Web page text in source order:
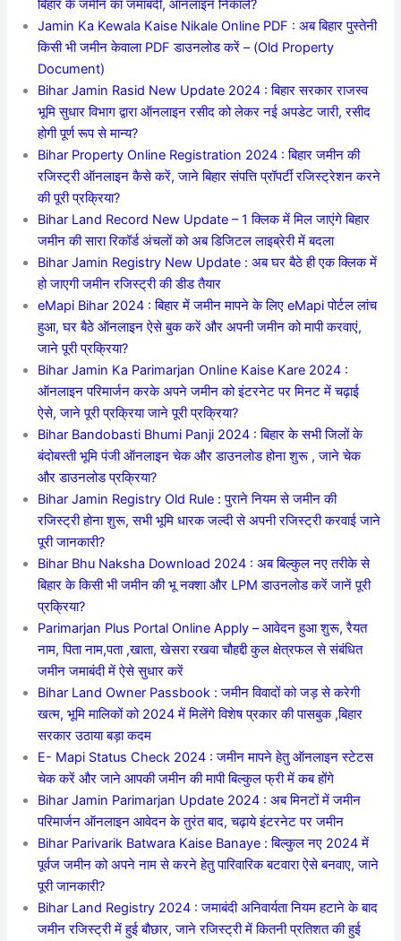
बिहार के जमीन का जमाबंदी, ऑनलाइन निकाले?
Jamin Ka Kewala Kaise Nikale Online PDF : अब बिहार पुस्तेनी
किसी भी जमीन केवाला PDF डाउनलोड करें – (Old Property
Document)
Bihar Jamin Rasid New Update 2024 : बिहार सरकार राजस्व
भूमि सुधार विभाग द्वारा ऑनलाइन रसीद को लेकर नई अपडेट जारी, रसीद
होगी पूर्ण रूप से मान्य?
Bihar Property Online Registration 2024 : बिहार जमीन की
रजिस्ट्री ऑनलाइन कैसे करें, जाने बिहार संपत्ति प्रॉपर्टी रजिस्ट्रेशन करने
की पूरी प्रक्रिया?
Bihar Land Record New Update – 1 क्लिक में मिल जाएंगे बिहार
जमीन की सारा रिकॉर्ड अंचलों को अब डिजिटल लाइब्रेरी में बदला
Bihar Jamin Registry New Update : अब घर बैठे ही एक क्लिक में
हो जाएगी जमीन रजिस्ट्री की डीड तैयार
eMapi Bihar 2024 : बिहार में जमीन मापने के लिए eMapi पोर्टल लांच
हुआ, घर बैठे ऑनलाइन ऐसे बुक करें और अपनी जमीन को मापी करवाएं,
जाने पूरी प्रक्रिया?
Bihar Jamin Ka Parimarjan Online Kaise Kare 2024 :
ऑनलाइन परिमार्जन करके अपने जमीन को इंटरनेट पर मिनट में चढ़ाई
ऐसे, जाने पूरी प्रक्रिया जाने पूरी प्रक्रिया?
Bihar Bandobasti Bhumi Panji 2024 : बिहार के सभी जिलों के
बंदोबस्ती भूमि पंजी ऑनलाइन चेक और डाउनलोड होना शुरू , जाने चेक
और डाउनलोड प्रक्रिया?
Bihar Jamin Registry Old Rule : पुराने नियम से जमीन की
रजिस्ट्री होना शुरू, सभी भूमि धारक जल्दी से अपनी रजिस्ट्री करवाई जाने
पूरी जानकारी?
Bihar Bhu Naksha Download 2024 : अब बिल्कुल नए तरीके से
बिहार के किसी भी जमीन की भू नक्शा और LPM डाउनलोड करें जानें पूरी
प्रक्रिया?
Parimarjan Plus Portal Online Apply – आवेदन हुआ शुरू, रैयत
नाम, पिता नाम,पता ,खाता, खेसरा रखवा चौहद्दी कुल क्षेत्रफल से संबंधित
जमीन जमाबंदी में ऐसे सुधार करें
Bihar Land Owner Passbook : जमीन विवादों को जड़ से करेगी
खत्म, भूमि मालिकों को 2024 में मिलेंगे विशेष प्रकार की पासबुक ,बिहार
सरकार उठाया बड़ा कदम
E- Mapi Status Check 2024 : जमीन मापने हेतु ऑनलाइन स्टेटस
चेक करें और जाने आपकी जमीन की मापी बिल्कुल फ्री में कब होंगे
Bihar Jamin Parimarjan Update 2024 : अब मिनटों में जमीन
परिमार्जन ऑनलाइन आवेदन के तुरंत बाद, चढ़ाये इंटरनेट पर जमीन
Bihar Parivarik Batwara Kaise Banaye : बिल्कुल नए 2024 में
पूर्वज जमीन को अपने नाम से करने हेतु पारिवारिक बटवारा ऐसे बनवाए, जाने
पूरी जानकारी?
Bihar Land Registry 2024 : जमाबंदी अनिवार्यता नियम हटाने के बाद
जमीन रजिस्ट्री में हुई बौछार, जाने रजिस्ट्री में कितनी प्रतिशत की हुई